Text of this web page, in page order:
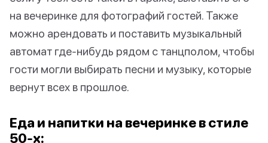
на вечеринке для фотографий гостей. Также
можно арендовать и поставить музыкальный
автомат где-нибудь рядом с танцполом, чтобы
гости могли выбирать песни и музыку, которые
вернут всех в прошлое.
Еда и напитки на вечеринке в стиле
50-х: